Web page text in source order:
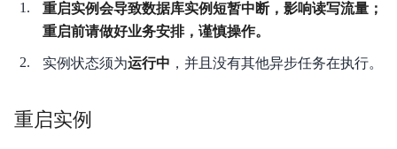
产品简介
产品计费
重启实例会导致数据库实例短暂中断，影响读写流量；
重启前请做好业务安排，谨慎操作。
实例状态须为运行中 ，并且没有其他异步任务在执行。
重启实例